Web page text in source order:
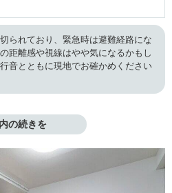
られており、緊急時は避難経路にな
距離感や視線はやや気になるかもし
音とともに現地でお確かめください
の続きを